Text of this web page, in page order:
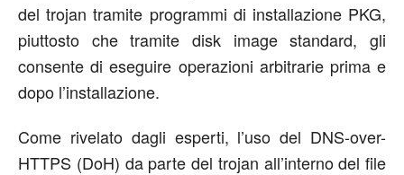
del trojan tramite programmi di installazione PKG,
piuttosto che tramite disk image standard, gli
consente di eseguire operazioni arbitrarie prima e
dopo l’installazione.
Come rivelato dagli esperti, l’uso del DNS-over-
HTTPS (DoH) da parte del trojan all’interno del file